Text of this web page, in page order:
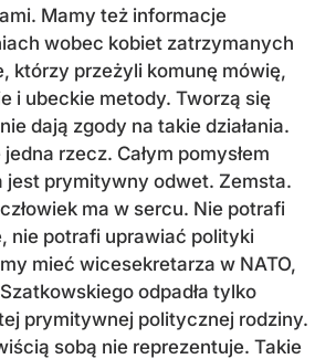
Mamy też informacje
wobec kobiet zatrzymanych
którzy przeżyli komunę mówię,
i ubeckie metody. Tworzą się
dają zgody na takie działania.
rzecz. Całym pomysłem
jest prymitywny odwet. Zemsta.
ma w sercu. Nie potrafi
nie potrafi uprawiać polityki
mieć wicesekretarza w NATO,
odpadła tylko
prymitywnej politycznej rodziny.
sobą nie reprezentuje. Takie